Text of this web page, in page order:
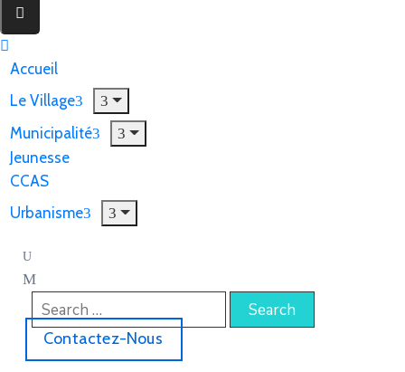
Accueil
Le Village
Municipalité
Jeunesse
CCAS
Urbanisme
Contactez-Nous